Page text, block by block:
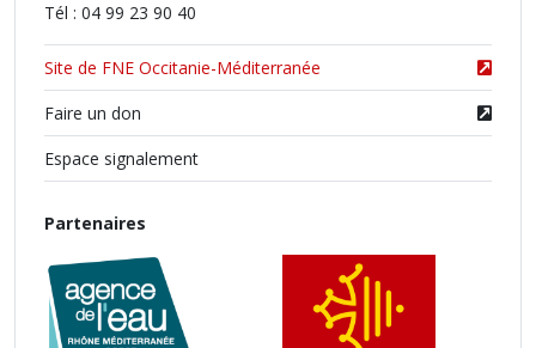
Tél : 04 99 23 90 40
Site de FNE Occitanie-Méditerranée
Faire un don
Espace signalement
Partenaires